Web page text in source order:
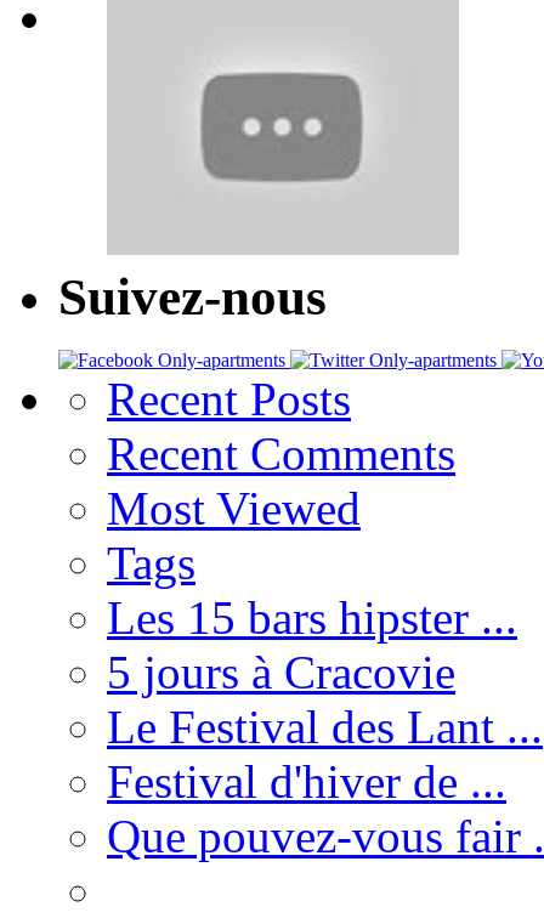
Suivez-nous
Recent Posts
Recent Comments
Most Viewed
Tags
Les 15 bars hipster ...
5 jours à Cracovie
Le Festival des Lant ...
Festival d'hiver de ...
Que pouvez-vous fair